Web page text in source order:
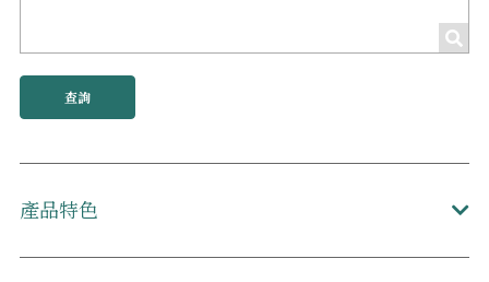
查詢
產品特色